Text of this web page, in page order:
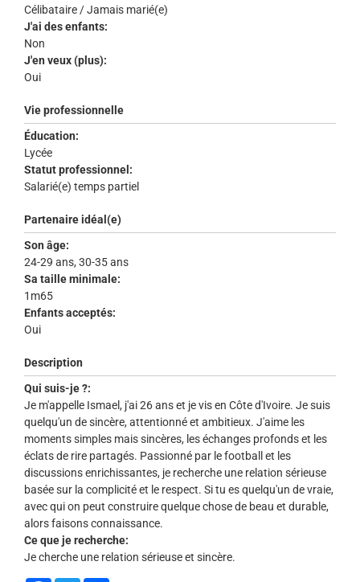
Célibataire / Jamais marié(e)
J'ai des enfants:
Non
J'en veux (plus):
Oui
Vie professionnelle
Éducation:
Lycée
Statut professionnel:
Salarié(e) temps partiel
Partenaire idéal(e)
Son âge:
24-29 ans, 30-35 ans
Sa taille minimale:
1m65
Enfants acceptés:
Oui
Description
Qui suis-je ?:
Je m'appelle Ismael, j'ai 26 ans et je vis en Côte d'Ivoire. Je suis
quelqu'un de sincère, attentionné et ambitieux. J'aime les
moments simples mais sincères, les échanges profonds et les
éclats de rire partagés. Passionné par le football et les
discussions enrichissantes, je recherche une relation sérieuse
basée sur la complicité et le respect. Si tu es quelqu'un de vraie,
avec qui on peut construire quelque chose de beau et durable,
alors faisons connaissance.
Ce que je recherche:
Je cherche une relation sérieuse et sincère.